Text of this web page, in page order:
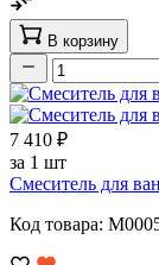
В корзину
7 410 ₽
за 1 шт
Смеситель для
Код товара: